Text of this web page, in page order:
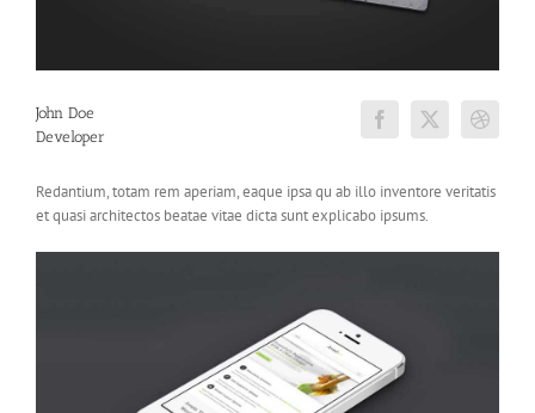
John Doe
Developer
Redantium, totam rem aperiam, eaque ipsa qu ab illo inventore veritatis
et quasi architectos beatae vitae dicta sunt explicabo ipsums.